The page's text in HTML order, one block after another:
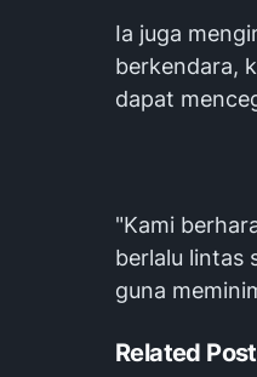
Ia juga
berkendara,
dapat
"Kami
berlalu lintas
guna
Related